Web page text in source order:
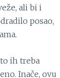
ali bi i
posao,
ih treba
Inače, ovu